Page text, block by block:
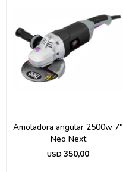
Amoladora angular 2500w 7"
Neo Next
USD 350,00